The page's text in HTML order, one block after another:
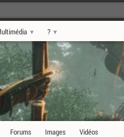
?
Forums Images Vidéos